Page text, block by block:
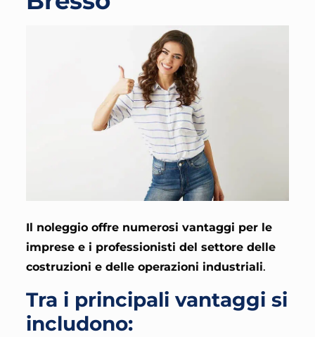
Il noleggio offre numerosi vantaggi per le
imprese e i professionisti del settore delle
costruzioni e delle operazioni industriali.
Tra i principali vantaggi si
includono: